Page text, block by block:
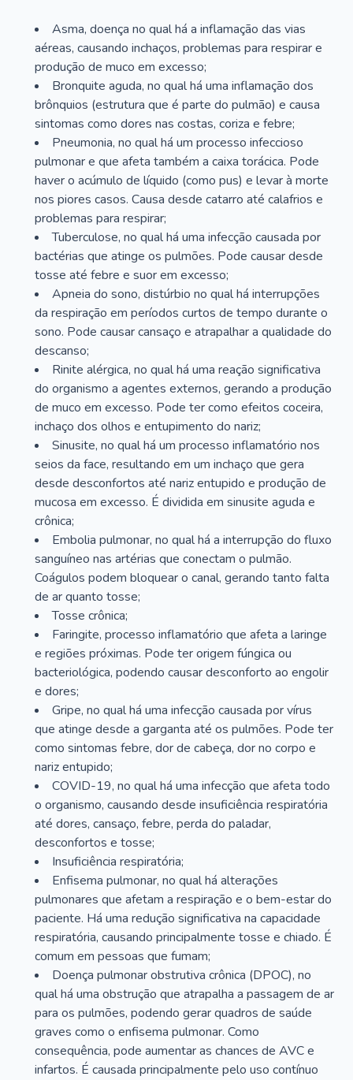
Asma, doença no qual há a inflamação das vias
aéreas, causando inchaços, problemas para respirar e
produção de muco em excesso;
Bronquite aguda, no qual há uma inflamação dos
brônquios (estrutura que é parte do pulmão) e causa
sintomas como dores nas costas, coriza e febre;
Pneumonia, no qual há um processo infeccioso
pulmonar e que afeta também a caixa torácica. Pode
haver o acúmulo de líquido (como pus) e levar à morte
nos piores casos. Causa desde catarro até calafrios e
problemas para respirar;
Tuberculose, no qual há uma infecção causada por
bactérias que atinge os pulmões. Pode causar desde
tosse até febre e suor em excesso;
Apneia do sono, distúrbio no qual há interrupções
da respiração em períodos curtos de tempo durante o
sono. Pode causar cansaço e atrapalhar a qualidade do
descanso;
Rinite alérgica, no qual há uma reação significativa
do organismo a agentes externos, gerando a produção
de muco em excesso. Pode ter como efeitos coceira,
inchaço dos olhos e entupimento do nariz;
Sinusite, no qual há um processo inflamatório nos
seios da face, resultando em um inchaço que gera
desde desconfortos até nariz entupido e produção de
mucosa em excesso. É dividida em sinusite aguda e
crônica;
Embolia pulmonar, no qual há a interrupção do fluxo
sanguíneo nas artérias que conectam o pulmão.
Coágulos podem bloquear o canal, gerando tanto falta
de ar quanto tosse;
Tosse crônica;
Faringite, processo inflamatório que afeta a laringe
e regiões próximas. Pode ter origem fúngica ou
bacteriológica, podendo causar desconforto ao engolir
e dores;
Gripe, no qual há uma infecção causada por vírus
que atinge desde a garganta até os pulmões. Pode ter
como sintomas febre, dor de cabeça, dor no corpo e
nariz entupido;
COVID-19, no qual há uma infecção que afeta todo
o organismo, causando desde insuficiência respiratória
até dores, cansaço, febre, perda do paladar,
desconfortos e tosse;
Insuficiência respiratória;
Enfisema pulmonar, no qual há alterações
pulmonares que afetam a respiração e o bem-estar do
paciente. Há uma redução significativa na capacidade
respiratória, causando principalmente tosse e chiado. É
comum em pessoas que fumam;
Doença pulmonar obstrutiva crônica (DPOC), no
qual há uma obstrução que atrapalha a passagem de ar
para os pulmões, podendo gerar quadros de saúde
graves como o enfisema pulmonar. Como
consequência, pode aumentar as chances de AVC e
infartos. É causada principalmente pelo uso contínuo